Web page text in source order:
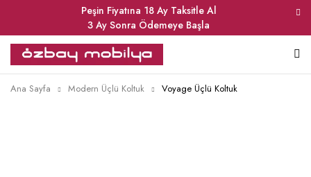
Peşin Fiyatına 18 Ay Taksitle Al
3 Ay Sonra Ödemeye Başla
Ana Sayfa Modern Üçlü Koltuk Voyage Üçlü Koltuk